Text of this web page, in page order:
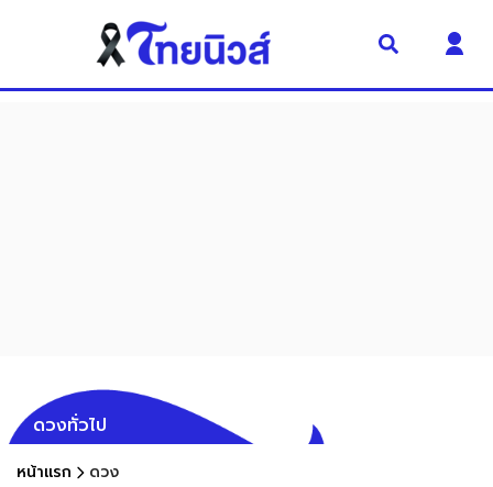
ดวงทั่วไป
หน้าแรก ดวง